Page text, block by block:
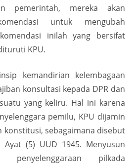
pemerintah, mereka akan
untuk mengubah
inilah yang bersifat
KPU.
kemandirian kelembagaan
konsultasi kepada DPR dan
yang keliru. Hal ini karena
pemilu, KPU dijamin
konstitusi, sebagaimana disebut
(5) UUD 1945. Menyusun
penyelenggaraan pilkada